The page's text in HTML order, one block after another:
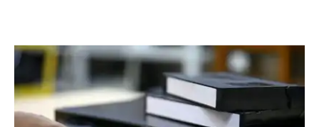
Location High-tech Magnétoscope
Location magnétoscope
Location Magnetoscope
(Photo non contractuelle)